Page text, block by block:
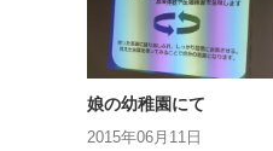
娘の幼稚園にて
2015年06月11日